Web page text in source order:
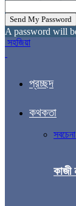
A password will
সহজিয়া
প্রচ্ছদ
কথকতা
সব
কাজী